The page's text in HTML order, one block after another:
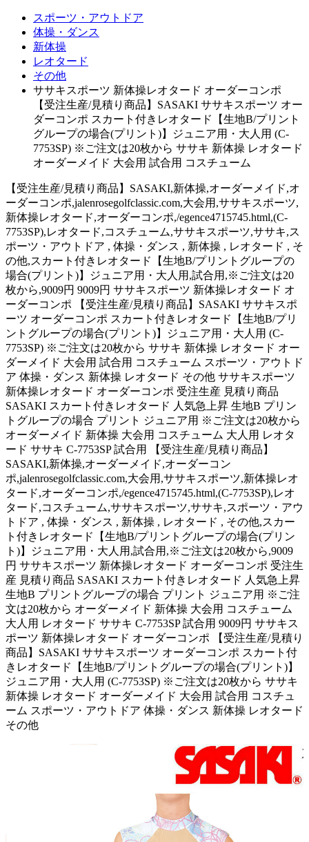
スポーツ・アウトドア
体操・ダンス
新体操
レオタード
その他
ササキスポーツ 新体操レオタード オーダーコンポ
【受注生産/見積り商品】SASAKI ササキスポーツ オー
ダーコンポ スカート付きレオタード【生地B/プリント
グループの場合(プリント)】ジュニア用・大人用 (C-
7753SP) ※ご注文は20枚から ササキ 新体操 レオタード
オーダーメイド 大会用 試合用 コスチューム
【受注生産/見積り商品】SASAKI,新体操,オーダーメイド,オ
ーダーコンポ,jalenrosegolfclassic.com,大会用,ササキスポーツ,
新体操レオタード,オーダーコンポ,/egence4715745.html,(C-
7753SP),レオタード,コスチューム,ササキスポーツ,ササキ,ス
ポーツ・アウトドア , 体操・ダンス , 新体操 , レオタード , そ
の他,スカート付きレオタード【生地B/プリントグループの
場合(プリント)】ジュニア用・大人用,試合用,※ご注文は20
枚から,9009円 9009円 ササキスポーツ 新体操レオタード オ
ーダーコンポ 【受注生産/見積り商品】SASAKI ササキスポ
ーツ オーダーコンポ スカート付きレオタード【生地B/プリ
ントグループの場合(プリント)】ジュニア用・大人用 (C-
7753SP) ※ご注文は20枚から ササキ 新体操 レオタード オー
ダーメイド 大会用 試合用 コスチューム スポーツ・アウトド
ア 体操・ダンス 新体操 レオタード その他 ササキスポーツ
新体操レオタード オーダーコンポ 受注生産 見積り商品
SASAKI スカート付きレオタード 人気急上昇 生地B プリン
トグループの場合 プリント ジュニア用 ※ご注文は20枚から
オーダーメイド 新体操 大会用 コスチューム 大人用 レオタ
ード ササキ C-7753SP 試合用 【受注生産/見積り商品】
SASAKI,新体操,オーダーメイド,オーダーコン
ポ,jalenrosegolfclassic.com,大会用,ササキスポーツ,新体操レオ
タード,オーダーコンポ,/egence4715745.html,(C-7753SP),レオ
タード,コスチューム,ササキスポーツ,ササキ,スポーツ・アウ
トドア , 体操・ダンス , 新体操 , レオタード , その他,スカー
ト付きレオタード【生地B/プリントグループの場合(プリン
ト)】ジュニア用・大人用,試合用,※ご注文は20枚から,9009
円 ササキスポーツ 新体操レオタード オーダーコンポ 受注生
産 見積り商品 SASAKI スカート付きレオタード 人気急上昇
生地B プリントグループの場合 プリント ジュニア用 ※ご注
文は20枚から オーダーメイド 新体操 大会用 コスチューム
大人用 レオタード ササキ C-7753SP 試合用 9009円 ササキス
ポーツ 新体操レオタード オーダーコンポ 【受注生産/見積り
商品】SASAKI ササキスポーツ オーダーコンポ スカート付
きレオタード【生地B/プリントグループの場合(プリント)】
ジュニア用・大人用 (C-7753SP) ※ご注文は20枚から ササキ
新体操 レオタード オーダーメイド 大会用 試合用 コスチュ
ーム スポーツ・アウトドア 体操・ダンス 新体操 レオタード
その他